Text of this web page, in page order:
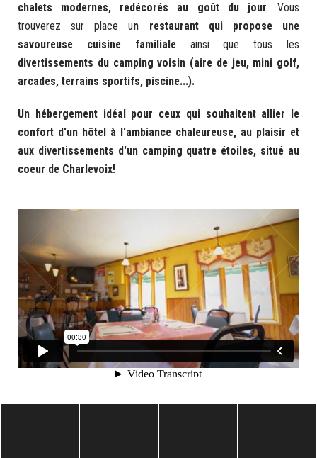
chalets modernes, redécorés au goût du jour. Vous
trouverez sur place un restaurant qui propose une
savoureuse cuisine familialeainsi que tous les
divertissements du camping voisin (aire de jeu, mini golf,
arcades, terrains sportifs, piscine...).
Un hébergement idéal pour ceux qui souhaitent allier le
confort d'un hôtel à l'ambiance chaleureuse, au plaisir et
aux divertissements d'un camping quatre étoiles, situé au
coeur de Charlevoix!